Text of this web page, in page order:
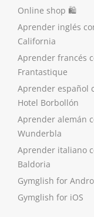
Online shop 🛍
Aprender inglés
California
Aprender francés
Frantastique
Aprender español
Hotel Borbollón
Aprender alemán
Wunderbla
Aprender italiano
Baldoria
Gymglish for
Gymglish for iOS